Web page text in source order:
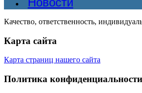
Качество, ответственность,
Карта сайта
Карта страниц нашего сайта
Политика конфиденциальности